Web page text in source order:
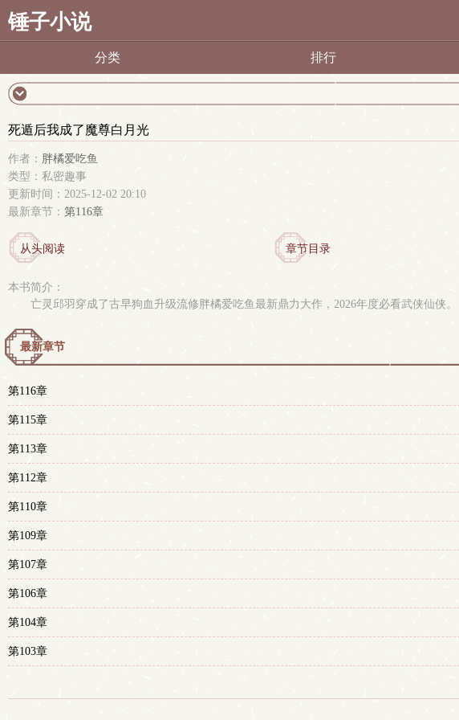
锤子小说
分类 排行
死遁后我成了魔尊白月光
作者： 胖橘爱吃鱼
类型：私密趣事
更新时间：2025-12-02 20:10
最新章节： 第116章
从头阅读 章节目录
本书简介：
亡灵邱羽穿成了古早狗血升级流修胖橘爱吃鱼最新鼎力大作，2026年度必看武侠仙侠。
最新章节
第116章
第115章
第113章
第112章
第110章
第109章
第107章
第106章
第104章
第103章